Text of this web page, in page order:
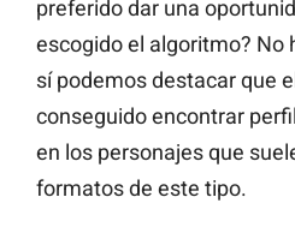
preferido dar una
escogido el algoritmo? No
sí podemos destacar que
conseguido encontrar
en los personajes que
formatos de este tipo.